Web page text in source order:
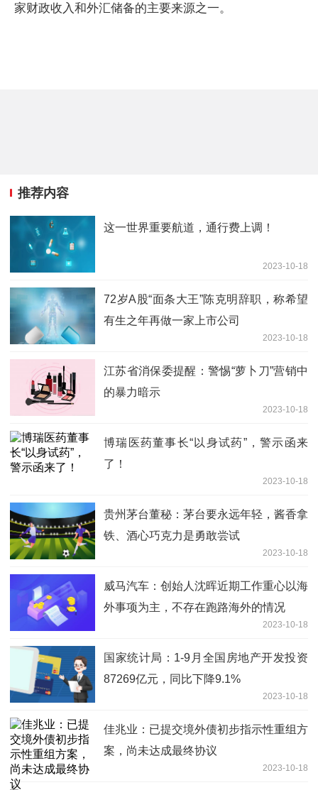
家财政收入和外汇储备的主要来源之一。
推荐内容
这一世界重要航道，通行费上调！
2023-10-18
72岁A股“面条大王”陈克明辞职，称希望
有生之年再做一家上市公司
2023-10-18
江苏省消保委提醒：警惕“萝卜刀”营销中
的暴力暗示
2023-10-18
博瑞医药董事长“以身试药”，警示函来
了！
2023-10-18
贵州茅台董秘：茅台要永远年轻，酱香拿
铁、酒心巧克力是勇敢尝试
2023-10-18
威马汽车：创始人沈晖近期工作重心以海
外事项为主，不存在跑路海外的情况
2023-10-18
国家统计局：1-9月全国房地产开发投资
87269亿元，同比下降9.1%
2023-10-18
佳兆业：已提交境外债初步指示性重组方
案，尚未达成最终协议
2023-10-18